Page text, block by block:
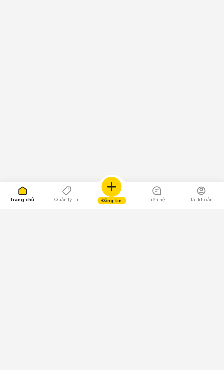
Trang chủ Quản lý tin Đăng tin Liên hệ Tài khoản